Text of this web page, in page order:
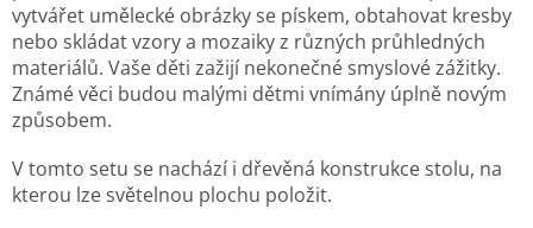
vytvářet umělecké obrázky se pískem, obtahovat kresby
nebo skládat vzory a mozaiky z různých průhledných
materiálů. Vaše děti zažijí nekonečné smyslové zážitky.
Známé věci budou malými dětmi vnímány úplně novým
způsobem.
V tomto setu se nachází i dřevěná konstrukce stolu, na
kterou lze světelnou plochu položit.